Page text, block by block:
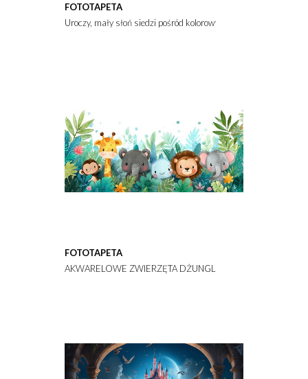
FOTOTAPETA
Uroczy, mały słoń siedzi pośród kolorowych kwiatów i motyli.
FOTOTAPETA
AKWARELOWE ZWIERZĘTA DŻUNGLI W TROPIKALNEJ